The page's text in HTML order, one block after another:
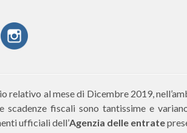
relativo al mese di Dicembre 2019,
scadenze fiscali sono tantissime e
ufficiali dell’Agenzia delle entrate